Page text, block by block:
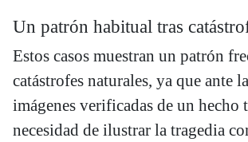
Un patrón habitual tras
Estos casos muestran un patrón
catástrofes naturales, ya que ante
imágenes verificadas de un hecho
necesidad de ilustrar la tragedia